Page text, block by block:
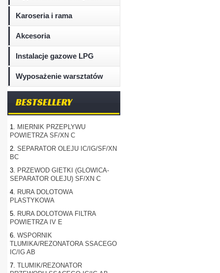
Karoseria i rama
Akcesoria
Instalacje gazowe LPG
Wyposażenie warsztatów
BESTSELLERY
1. MIERNIK PRZEPLYWU
POWIETRZA SF/XN C
2. SEPARATOR OLEJU IC/IG/SF/XN
BC
3. PRZEWOD GIETKI (GLOWICA-
SEPARATOR OLEJU) SF/XN C
4. RURA DOLOTOWA
PLASTYKOWA
5. RURA DOLOTOWA FILTRA
POWIETRZA IV E
6. WSPORNIK
TLUMIKA/REZONATORA SSACEGO
IC/IG AB
7. TLUMIK/REZONATOR